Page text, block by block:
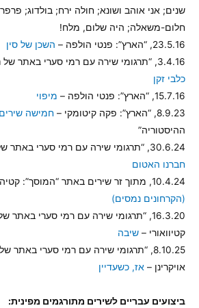
שנים; אני אוהב ושונא; חולה ירח; בולדוג;
חלום-משאלה; היה שלום, מלח!
23.5.16, “הארץ”: פנטי הולפה –
השכן של סין
3.4.16, “תרגומי שירה עם רמי סערי באתר של נילי דגן”: פנטי הולפה –
כלבי זקן
15.7.16, “הארץ”: פנטי הולפה –
מיפוי
8.9.23, “הארץ”: פקה קיטומקי –
חמישה שירים
ההיסטוריה”
30.6.24, “תרגומי שירה עם רמי סערי באתר של נילי דגן”: קאי נימינן –
חברנו האטום
10.4.24, מתוך זר שירים באתר “המוסך”: קטיה מרילואוטו –
(הקרחונים נמסים)
16.3.20, “תרגומי שירה עם רמי סערי באתר
קטיוואורי – שיבה
8.10.25, “תרגומי שירה עם רמי סערי באתר
אויקרינן – אז, כשעדיין
ביצועים עבריים לשירים מתורגמים מפינית: